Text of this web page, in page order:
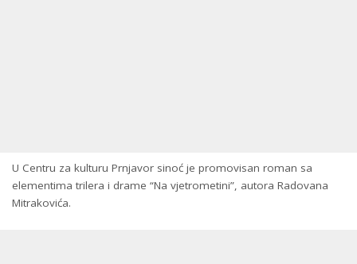
U Centru za kulturu Prnjavor sinoć je promovisan roman sa
elementima trilera i drame “Na vjetrometini”, autora Radovana
Mitrakovića.